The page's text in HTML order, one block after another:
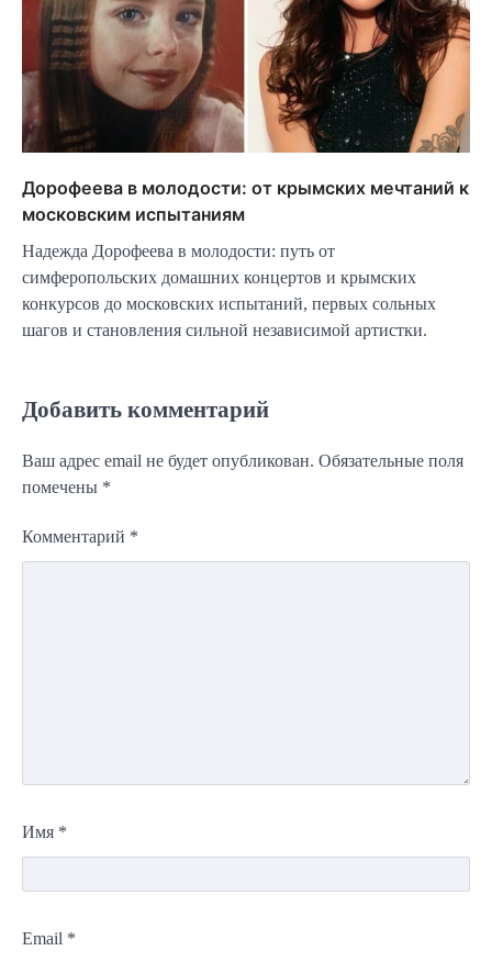
Дорофеева в молодости: от крымских мечтаний к
московским испытаниям
Надежда Дорофеева в молодости: путь от
симферопольских домашних концертов и крымских
конкурсов до московских испытаний, первых сольных
шагов и становления сильной независимой артистки.
Добавить комментарий
Ваш адрес email не будет опубликован. Обязательные поля
помечены *
Комментарий *
Имя *
Email *